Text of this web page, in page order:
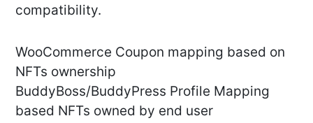
compatibility.
WooCommerce Coupon mapping based on
NFTs ownership
BuddyBoss/BuddyPress Profile Mapping
based NFTs owned by end user